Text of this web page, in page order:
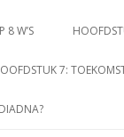
8 W’S
7: